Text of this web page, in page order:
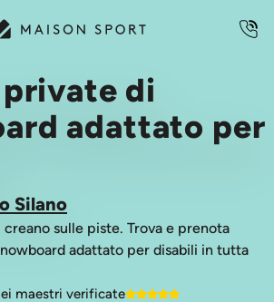
di
adattato per
Silano
sulle piste. Trova e prenota
adattato per disabili in tutta
maestri verificate